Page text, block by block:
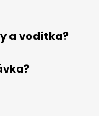
a vodítka?